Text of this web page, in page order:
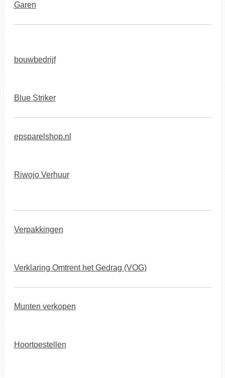
Garen
bouwbedrijf
Blue Striker
epsparelshop.nl
Riwojo Verhuur
Verpakkingen
Verklaring Omtrent het Gedrag (VOG)
Munten verkopen
Hoortoestellen